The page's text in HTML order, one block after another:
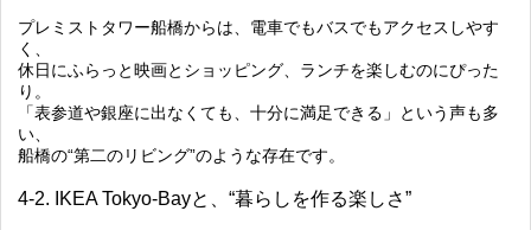
プレミストタワー船橋からは、電車でもバスでもアクセスしやす
く、
休日にふらっと映画とショッピング、ランチを楽しむのにぴった
り。
「表参道や銀座に出なくても、十分に満足できる」という声も多
い、
船橋の“第二のリビング”のような存在です。
4-2. IKEA Tokyo-Bayと、“暮らしを作る楽しさ”